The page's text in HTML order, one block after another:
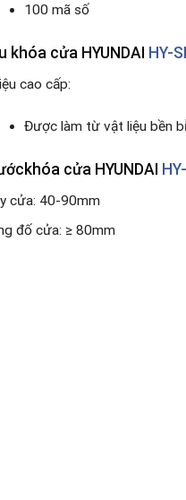
100 mã số
khóa cửa HYUNDAI HY-
cao cấp:
Được làm từ vật liệu bền
khóa cửa HYUNDAI
cửa: 40-90mm
đố cửa: ≥ 80mm